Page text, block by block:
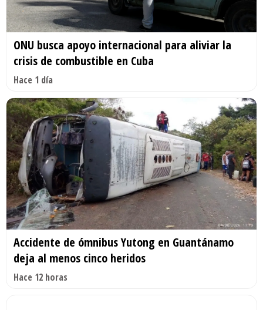
ONU busca apoyo internacional para aliviar la
crisis de combustible en Cuba
Hace 1 día
Accidente de ómnibus Yutong en Guantánamo
deja al menos cinco heridos
Hace 12 horas